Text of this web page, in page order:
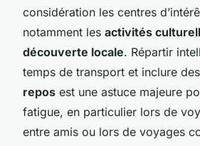
considération les centres
notamment les activités
découverte locale. Répartir
temps de transport et inclure
repos est une astuce majeure
fatigue, en particulier lors de
entre amis ou lors de voyages